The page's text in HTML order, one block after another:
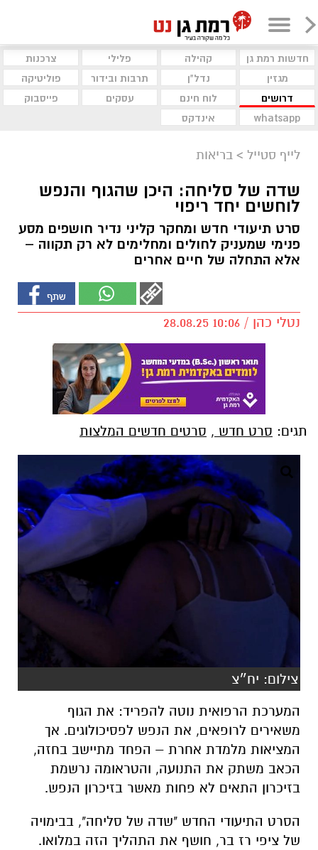
חדשות רמת גן קהילה פלילי
צרכנות
מגזין
נדל"ן תרבות ובידור
פוליטיקה
דרושים
לוח חינם עסקים
פייסבוק
whatsapp
אינדקס
לייף סטייל > בריאות
שדה של סליחה: היכן שהגוף והנפש
לוחשים יחד ריפוי
סרט תיעודי חדש ומחקר קליני נדיר חושפים מסע
פנימי שמעניק לחולים ומחלימים לא רק תקווה –
אלא התחלה של חיים אחרים
נטלי כהן / 10:06 28.08.25
תגים: סרט חדש , סרטים חדשים המלצות
צילום: יח״צ
המערכת הרפואית נוטה להפריד: את הגוף
משאירים לרופאים, את הנפש לפסיכולוגים. אך
המציאות מלמדת אחרת – הפחד מתיישב בחזה,
הכאב משתק את התנועה, והטראומה נרשמת
בזיכרון התאים לא פחות מאשר בזיכרון הנפש.
הסרט התיעודי החדש "שדה של סליחה", בבימויה
של ציפי רז בר, חושף את התהליך הזה במלואו.